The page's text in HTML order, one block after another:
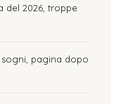
del 2026, troppe
sogni, pagina dopo